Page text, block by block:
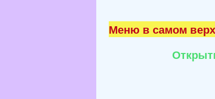
Меню в самом